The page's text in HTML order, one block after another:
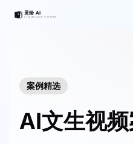
案例精选
AI文生视